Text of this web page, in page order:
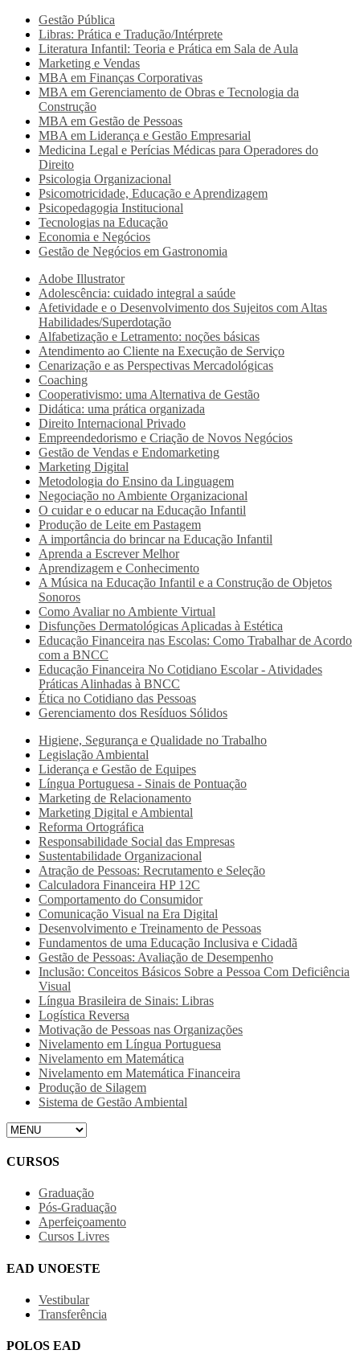
Gestão Pública
Libras: Prática e Tradução/Intérprete
Literatura Infantil: Teoria e Prática em Sala de Aula
Marketing e Vendas
MBA em Finanças Corporativas
MBA em Gerenciamento de Obras e Tecnologia da
Construção
MBA em Gestão de Pessoas
MBA em Liderança e Gestão Empresarial
Medicina Legal e Perícias Médicas para Operadores do
Direito
Psicologia Organizacional
Psicomotricidade, Educação e Aprendizagem
Psicopedagogia Institucional
Tecnologias na Educação
Economia e Negócios
Gestão de Negócios em Gastronomia
Adobe Illustrator
Adolescência: cuidado integral a saúde
Afetividade e o Desenvolvimento dos Sujeitos com Altas
Habilidades/Superdotação
Alfabetização e Letramento: noções básicas
Atendimento ao Cliente na Execução de Serviço
Cenarização e as Perspectivas Mercadológicas
Coaching
Cooperativismo: uma Alternativa de Gestão
Didática: uma prática organizada
Direito Internacional Privado
Empreendedorismo e Criação de Novos Negócios
Gestão de Vendas e Endomarketing
Marketing Digital
Metodologia do Ensino da Linguagem
Negociação no Ambiente Organizacional
O cuidar e o educar na Educação Infantil
Produção de Leite em Pastagem
A importância do brincar na Educação Infantil
Aprenda a Escrever Melhor
Aprendizagem e Conhecimento
A Música na Educação Infantil e a Construção de Objetos
Sonoros
Como Avaliar no Ambiente Virtual
Disfunções Dermatológicas Aplicadas à Estética
Educação Financeira nas Escolas: Como Trabalhar de Acordo
com a BNCC
Educação Financeira No Cotidiano Escolar - Atividades
Práticas Alinhadas à BNCC
Ética no Cotidiano das Pessoas
Gerenciamento dos Resíduos Sólidos
Higiene, Segurança e Qualidade no Trabalho
Legislação Ambiental
Liderança e Gestão de Equipes
Língua Portuguesa - Sinais de Pontuação
Marketing de Relacionamento
Marketing Digital e Ambiental
Reforma Ortográfica
Responsabilidade Social das Empresas
Sustentabilidade Organizacional
Atração de Pessoas: Recrutamento e Seleção
Calculadora Financeira HP 12C
Comportamento do Consumidor
Comunicação Visual na Era Digital
Desenvolvimento e Treinamento de Pessoas
Fundamentos de uma Educação Inclusiva e Cidadã
Gestão de Pessoas: Avaliação de Desempenho
Inclusão: Conceitos Básicos Sobre a Pessoa Com Deficiência
Visual
Língua Brasileira de Sinais: Libras
Logística Reversa
Motivação de Pessoas nas Organizações
Nivelamento em Língua Portuguesa
Nivelamento em Matemática
Nivelamento em Matemática Financeira
Produção de Silagem
Sistema de Gestão Ambiental
CURSOS
Graduação
Pós-Graduação
Aperfeiçoamento
Cursos Livres
EAD UNOESTE
Vestibular
Transferência
POLOS EAD